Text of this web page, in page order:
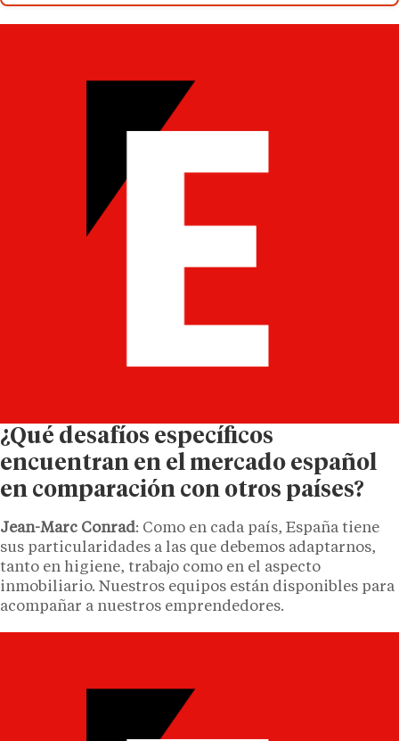
¿Qué desafíos específicos
encuentran en el mercado español
en comparación con otros países?
Jean-Marc Conrad: Como en cada país, España tiene
sus particularidades a las que debemos adaptarnos,
tanto en higiene, trabajo como en el aspecto
inmobiliario. Nuestros equipos están disponibles para
acompañar a nuestros emprendedores.